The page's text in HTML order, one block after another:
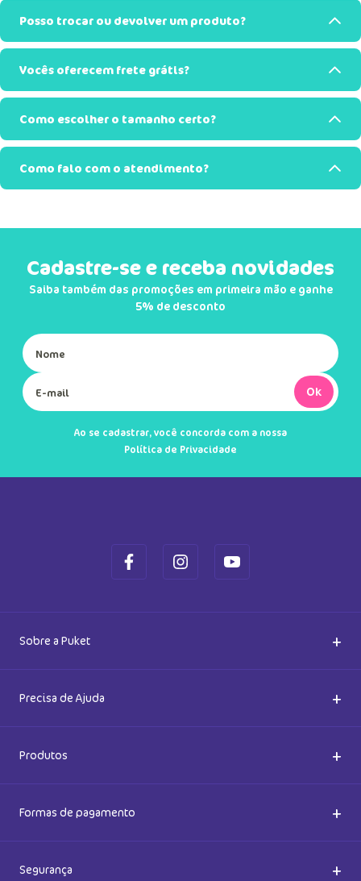
Posso trocar ou devolver um produto?
Vocês oferecem frete grátis?
Como escolher o tamanho certo?
Como falo com o atendimento?
Cadastre-se e receba novidades
Saiba também das promoções em primeira mão e ganhe
5% de desconto
Ok
Ao se cadastrar, você concorda com a nossa
Política de Privacidade
Sobre a Puket +
Quem somos
Meias do Bem
Precisa de Ajuda +
Dúvidas Frequentes
Como comprar
Produtos +
Acessórios
Formas de pagamento +
Segurança +